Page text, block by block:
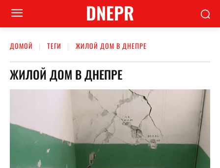
DNEPR
ДОМОЙ ТЕГИ ЖИЛОЙ ДОМ В ДНЕПРЕ
ЖИЛОЙ ДОМ В ДНЕПРЕ